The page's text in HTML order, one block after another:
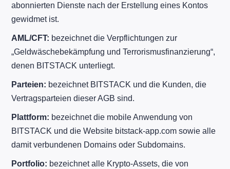
abonnierten Dienste nach der Erstellung eines Kontos
gewidmet ist.
AML/CFT: bezeichnet die Verpflichtungen zur
„Geldwäschebekämpfung und Terrorismusfinanzierung“,
denen BITSTACK unterliegt.
Parteien: bezeichnet BITSTACK und die Kunden, die
Vertragsparteien dieser AGB sind.
Plattform: bezeichnet die mobile Anwendung von
BITSTACK und die Website bitstack-app.com sowie alle
damit verbundenen Domains oder Subdomains.
Portfolio: bezeichnet alle Krypto-Assets, die von